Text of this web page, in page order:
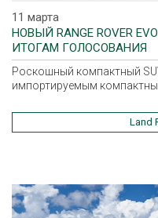
11 марта
НОВЫЙ RANGE ROVER
ИТОГАМ ГОЛОСОВАНИЯ
Роскошный компактный
импортируемым
Land